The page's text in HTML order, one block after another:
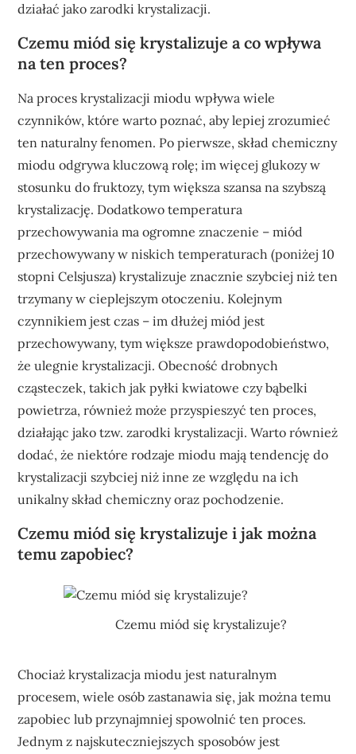
działać jako zarodki krystalizacji.
Czemu miód się krystalizuje a co wpływa
na ten proces?
Na proces krystalizacji miodu wpływa wiele
czynników, które warto poznać, aby lepiej zrozumieć
ten naturalny fenomen. Po pierwsze, skład chemiczny
miodu odgrywa kluczową rolę; im więcej glukozy w
stosunku do fruktozy, tym większa szansa na szybszą
krystalizację. Dodatkowo temperatura
przechowywania ma ogromne znaczenie – miód
przechowywany w niskich temperaturach (poniżej 10
stopni Celsjusza) krystalizuje znacznie szybciej niż ten
trzymany w cieplejszym otoczeniu. Kolejnym
czynnikiem jest czas – im dłużej miód jest
przechowywany, tym większe prawdopodobieństwo,
że ulegnie krystalizacji. Obecność drobnych
cząsteczek, takich jak pyłki kwiatowe czy bąbelki
powietrza, również może przyspieszyć ten proces,
działając jako tzw. zarodki krystalizacji. Warto również
dodać, że niektóre rodzaje miodu mają tendencję do
krystalizacji szybciej niż inne ze względu na ich
unikalny skład chemiczny oraz pochodzenie.
Czemu miód się krystalizuje i jak można
temu zapobiec?
Czemu miód się krystalizuje?
Chociaż krystalizacja miodu jest naturalnym
procesem, wiele osób zastanawia się, jak można temu
zapobiec lub przynajmniej spowolnić ten proces.
Jednym z najskuteczniejszych sposobów jest